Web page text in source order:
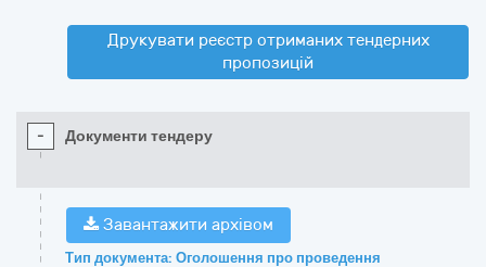
Друкувати реєстр отриманих тендерних
пропозицій
- Документи тендеру
Завантажити архівом
Тип документа: Оголошення про проведення